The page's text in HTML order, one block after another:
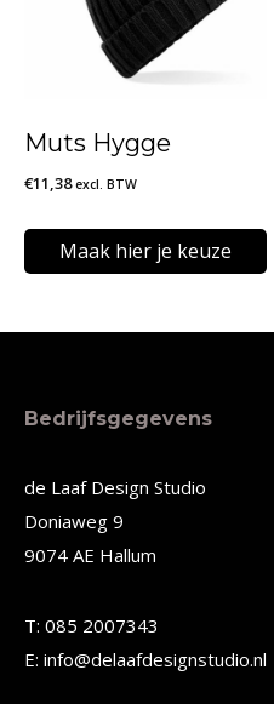
gekozen
worden
op
de
Muts Hygge
€11,38 excl. BTW
Maak hier je keuze
product
meerdere
Deze
optie
kan
worden
Bedrijfsgegevens
de Laaf Design Studio
Doniaweg 9
9074 AE Hallum
T: 085 2007343
E: info@delaafdesignstudio.nl